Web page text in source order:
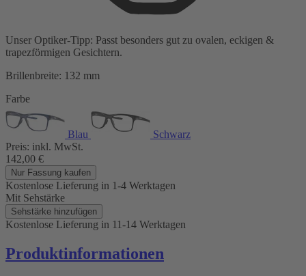
Unser Optiker-Tipp: Passt besonders gut zu ovalen, eckigen &
trapezförmigen Gesichtern.
Brillenbreite: 132 mm
Farbe
Blau
Schwarz
Preis: inkl. MwSt.
142,00 €
Nur Fassung kaufen
Kostenlose Lieferung in 1-4 Werktagen
Mit Sehstärke
Sehstärke hinzufügen
Kostenlose Lieferung in 11-14 Werktagen
Produktinformationen